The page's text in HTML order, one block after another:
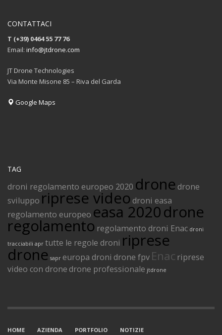
CONTATTACI
T (+39) 0464 55 77 76
Email: info@jtdrone.com
JT Drone Technologies
Via Monte Misone 85 – Riva del Garda
Google Maps
TAG
droni regolamento europeo 2020 drone drone
svilupporiprese video droni easa
regolamento europeo easa 2020drone
regolamento regolamento droni Enac droni
tracciabili apr tutte le regole droni riprese
drone sapr europa droni drone fpv Enac riprese
video con dronedrone professionale jtdrone
HOME AZIENDA PORTFOLIO NOTIZIE